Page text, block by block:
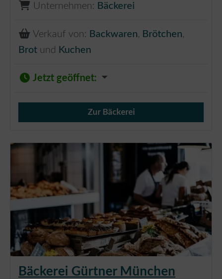
Unternehmen: Bäckerei
Verkauf von: Backwaren, Brötchen,
Brot und Kuchen
Jetzt geöffnet:
Verkauf von Brötchen,
Zur Bäckerei
Bäckerei Gürtner München